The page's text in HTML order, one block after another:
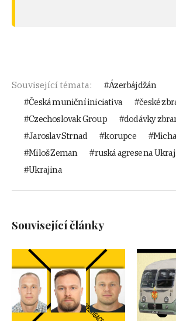
Související témata:
Ázerbájdžán
Česká muniční iniciativa
české
Czechoslovak Group
dodávky
Jaroslav Strnad
korupce
Miloš Zeman
ruská agrese na
Ukrajina
Související články